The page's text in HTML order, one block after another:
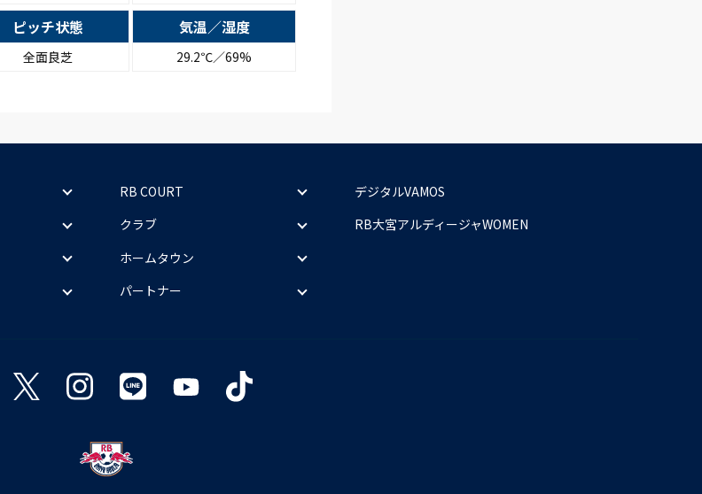
ピッチ状態
全面良芝
気温／湿度
29.2℃／69%
RB COURT
クラブ
ホームタウン
パートナー
デジタルVAMOS
RB大宮アルディージャWOMEN